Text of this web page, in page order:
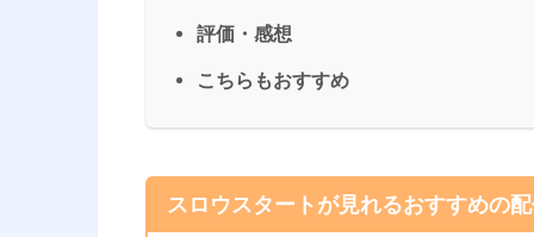
評価・感想
こちらもおすすめ
スロウスタートが見れるおすすめの